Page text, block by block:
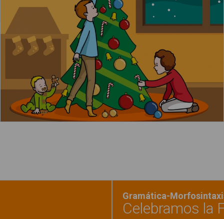
Leer más
Gramática-
Celebramos la